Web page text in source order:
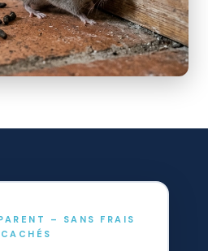
– SANS FRAIS
CACHÉS